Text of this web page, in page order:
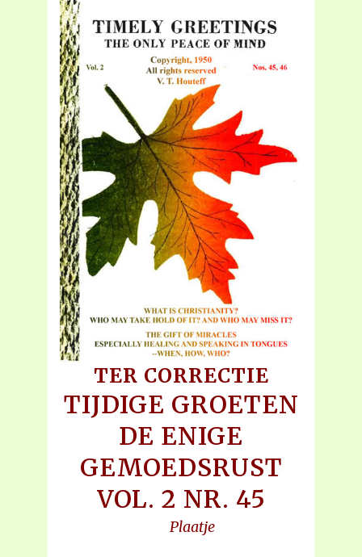
TER CORRECTIE
TIJDIGE GROETEN
DE ENIGE
GEMOEDSRUST
VOL. 2 NR. 45
Plaatje